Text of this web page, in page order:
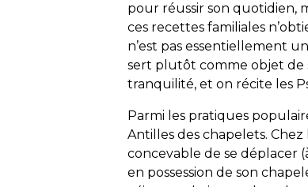
pour réussir son quotidien,
ces recettes familiales
n’est pas essentiellement
sert plutôt comme objet de
tranquilité, et on récite les
Parmi les pratiques
Antilles des chapelets. Chez
concevable de se déplacer
en possession de son